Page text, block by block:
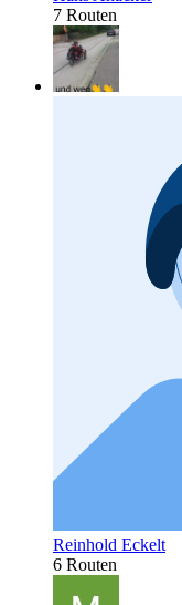
7 Routen
Reinhold Eckelt
6 Routen